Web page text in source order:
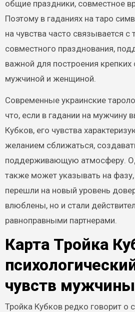
общие праздники, совместное
Поэтому в гаданиях на таро
на чувства часто связывается с
совместного празднования,
важной для построения
мужчиной и женщиной.
Современные украинские
что, если в гадании на мужчину
Кубков, его чувства
желанием сближаться,
поддерживающую атмосферу.
также может указывать на
перешли на новый уровень
влюблены, но и стали
равноправными партнерами.
Карта Тройка
чувств мужчины
Тройка Кубков редко говорит о